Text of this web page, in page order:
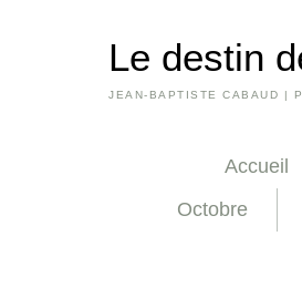
Le destin
JEAN-BAPTISTE CABAUD |
Accueil
Octobre